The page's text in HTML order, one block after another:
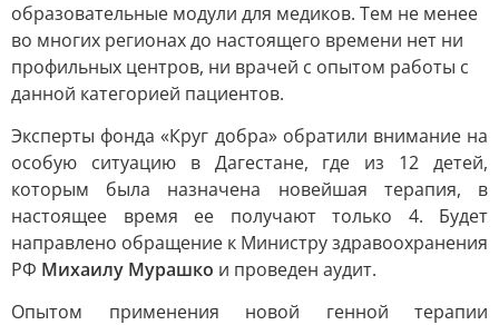
образовательные модули для медиков. Тем не менее
во многих регионах до настоящего времени нет ни
профильных центров, ни врачей с опытом работы с
данной категорией пациентов.
Эксперты фонда «Круг добра» обратили внимание на
особую ситуацию в Дагестане, где из 12 детей,
которым была назначена новейшая терапия, в
настоящее время ее получают только 4. Будет
направлено обращение к Министру здравоохранения
РФ Михаилу Мурашко и проведен аудит.
Опытом применения новой генной терапии